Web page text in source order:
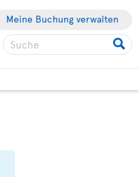
Meine Buchung verwalten